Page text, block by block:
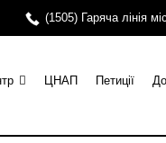
(1505) Гаряча лінія
ЦНАП Петиції